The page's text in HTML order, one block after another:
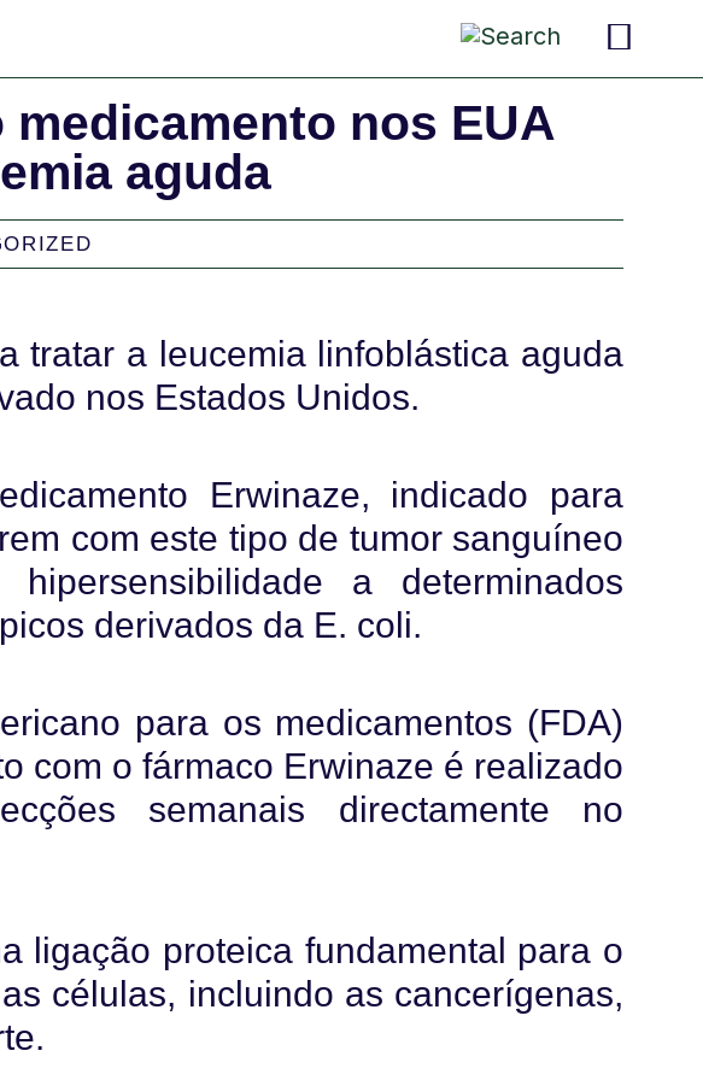
nos EUA
aguda
tratar a leucemia linfoblástica aguda
nos Estados Unidos.
Erwinaze, indicado para
com este tipo de tumor sanguíneo
a determinados
derivados da E. coli.
para os medicamentos (FDA)
com o fármaco Erwinaze é realizado
semanais directamente no
ligação proteica fundamental para o
células, incluindo as cancerígenas,